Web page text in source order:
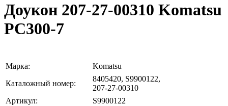
Доукон 207-27-00310 Komatsu
PC300-7
Марка:
Komatsu
Каталожный номер:
8405420, S9900122,
207-27-00310
Артикул:
S9900122